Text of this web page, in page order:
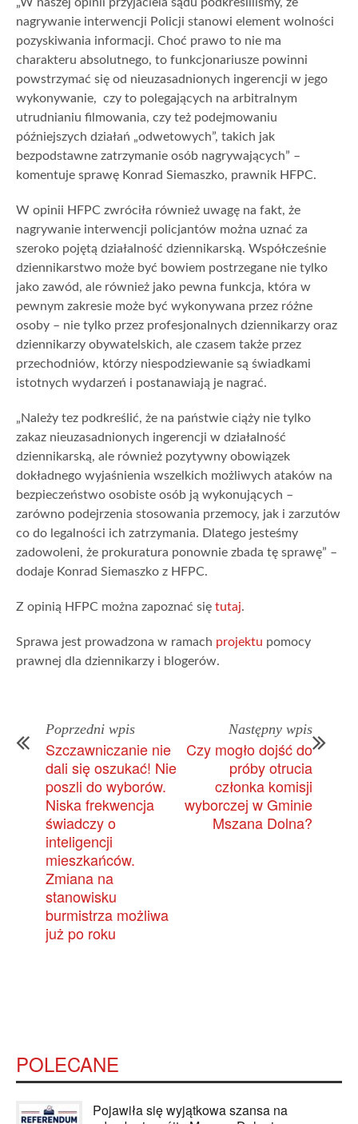
nagrywanie interwencji Policji stanowi element wolności
pozyskiwania informacji. Choć prawo to nie ma
charakteru absolutnego, to funkcjonariusze powinni
powstrzymać się od nieuzasadnionych ingerencji w jego
wykonywanie, czy to polegających na arbitralnym
utrudnianiu filmowania, czy też podejmowaniu
późniejszych działań „odwetowych”, takich jak
bezpodstawne zatrzymanie osób nagrywających” –
komentuje sprawę Konrad Siemaszko, prawnik HFPC.
W opinii HFPC zwróciła również uwagę na fakt, że
nagrywanie interwencji policjantów można uznać za
szeroko pojętą działalność dziennikarską. Współcześnie
dziennikarstwo może być bowiem postrzegane nie tylko
jako zawód, ale również jako pewna funkcja, która w
pewnym zakresie może być wykonywana przez różne
osoby – nie tylko przez profesjonalnych dziennikarzy oraz
dziennikarzy obywatelskich, ale czasem także przez
przechodniów, którzy niespodziewanie są świadkami
istotnych wydarzeń i postanawiają je nagrać.
„Należy tez podkreślić, że na państwie ciąży nie tylko
zakaz nieuzasadnionych ingerencji w działalność
dziennikarską, ale również pozytywny obowiązek
dokładnego wyjaśnienia wszelkich możliwych ataków na
bezpieczeństwo osobiste osób ją wykonujących –
zarówno podejrzenia stosowania przemocy, jak i zarzutów
co do legalności ich zatrzymania. Dlatego jesteśmy
zadowoleni, że prokuratura ponownie zbada tę sprawę” –
dodaje Konrad Siemaszko z HFPC.
Z opinią HFPC można zapoznać się tutaj.
Sprawa jest prowadzona w ramach projektu pomocy
prawnej dla dziennikarzy i blogerów.
Poprzedni wpis
Szczawniczanie nie
dali się oszukać! Nie
poszli do wyborów.
Niska frekwencja
świadczy o
inteligencji
mieszkańców.
Zmiana na
stanowisku
burmistrza możliwa
już po roku
Następny wpis
Czy mogło dojść do
próby otrucia
członka komisji
wyborczej w Gminie
Mszana Dolna?
POLECANE
Pojawiła się wyjątkowa szansa na